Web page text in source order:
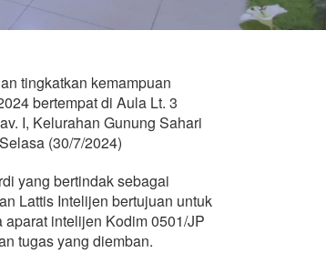
tingkatkan kemampuan
bertempat di Aula Lt. 3
I, Kelurahan Gunung Sahari
(30/7/2024)
yang bertindak sebagai
Lattis Intelijen bertujuan untuk
intelijen Kodim 0501/JP
tugas yang diemban.